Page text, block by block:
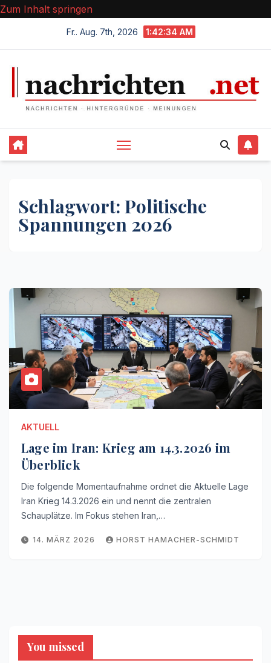
Zum Inhalt springen
Fr.. Aug. 7th, 2026 1:42:34 AM
Schlagwort: Politische
Spannungen 2026
AKTUELL
Lage im Iran: Krieg am 14.3.2026 im
Überblick
Die folgende Momentaufnahme ordnet die Aktuelle Lage
Iran Krieg 14.3.2026 ein und nennt die zentralen
Schauplätze. Im Fokus stehen Iran,…
14. MÄRZ 2026 HORST HAMACHER-SCHMIDT
You missed